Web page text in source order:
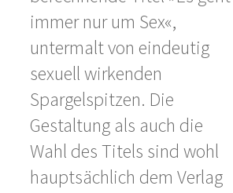
immer nur um Sex«,
untermalt von eindeutig
sexuell wirkenden
Spargelspitzen. Die
Gestaltung als auch die
Wahl des Titels sind wohl
hauptsächlich dem Verlag